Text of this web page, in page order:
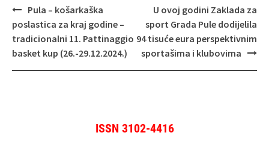
Navigacija
objava
Pula – košarkaška
poslastica za kraj godine –
tradicionalni 11. Pattinaggio
basket kup (26.-29.12.2024.)
U ovoj godini Zaklada za
sport Grada Pule dodijelila
94 tisuće eura perspektivnim
sportašima i klubovima
ISSN 3102-4416